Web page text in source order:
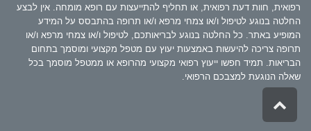
רפואית, חוות דעת רפואית, או תחליף להתייעצות עם רופא מומחה. אין לבצע
החלטה בנוגע לטיפול ו/או צמחי מרפא ו/או תרופה בהתבסס על המידע
המופיע באתר. כל החלטה בנוגע לבריאותכם, לטיפול ו/או צמחי מרפא ו/או
תרופה צריכה להיעשות באמצעות יעוץ עם מטפל מקצועי ומוסמך בתחום
הבריאות. תמיד חפשו ייעוץ רפואי מקצועי מהרופא או ממטפל מוסמך בכל
שאלה הנוגעת למצבכם הרפואי.
לראש